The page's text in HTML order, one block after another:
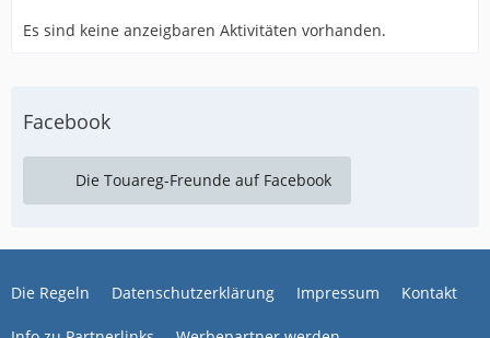
Es sind keine anzeigbaren Aktivitäten vorhanden.
Facebook
Die Touareg-Freunde auf Facebook
Die Regeln Datenschutzerklärung Impressum Kontakt